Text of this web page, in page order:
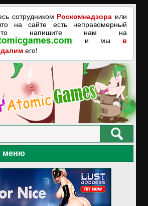
сотрудником Роскомнадзора или
на сайте есть неправомерный
то напишите нам на
и мы в
его!
меню